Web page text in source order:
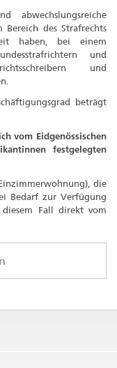
abwechslungsreiche
des Strafrechts
haben, bei einem
und
und
beträgt
vom Eidgenössischen
festgelegten
die
Bedarf zur Verfügung
Fall direkt vom